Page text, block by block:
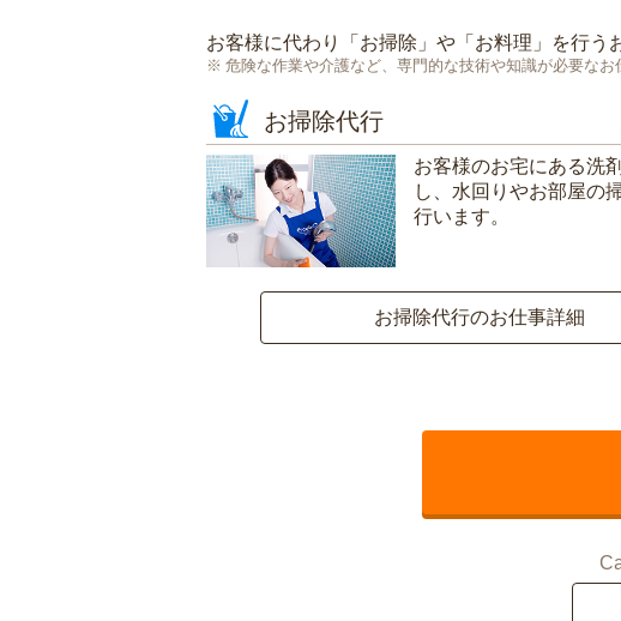
お客様に代わり「 お掃除 」や「 お料理 」を行う
危険な作業や介護など、専門的な技術や知識が必要なお
お掃除代行
お客様のお宅にある洗
し、水回りやお部屋の
行います。
お掃除代行のお仕事詳細